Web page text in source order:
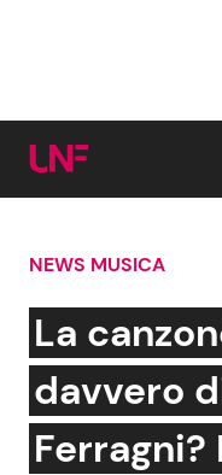
Cerca:
News e Cronaca
Attualità Italiana
NEWS MUSICA
La
davvero